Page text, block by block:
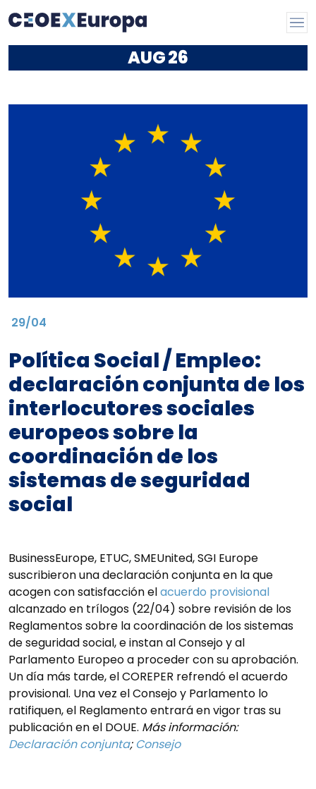
AUG26
29/04
Política Social / Empleo:
declaración conjunta de los
interlocutores sociales
europeos sobre la
coordinación de los
sistemas de seguridad
social
BusinessEurope, ETUC, SMEUnited, SGI Europe
suscribieron una declaración conjunta en la que
acogen con satisfacción elacuerdo provisional
alcanzado en trílogos (22/04) sobre revisión de los
Reglamentos sobre la coordinación de los sistemas
de seguridad social, e instan al Consejo y al
Parlamento Europeo a proceder con su aprobación.
Un día más tarde, el COREPER refrendó el acuerdo
provisional. Una vez el Consejo y Parlamento lo
ratifiquen, el Reglamento entrará en vigor tras su
publicación en el DOUE. Más información:
Declaración conjunta; Consejo